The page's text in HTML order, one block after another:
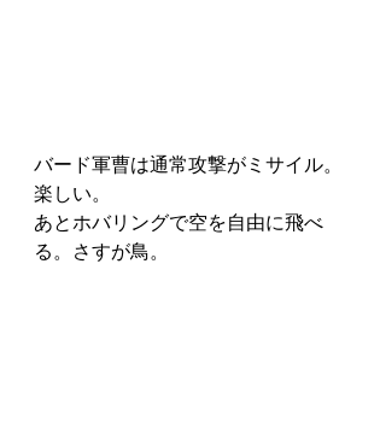
バード軍曹は通常攻撃がミサイル。
楽しい。
あとホバリングで空を自由に飛べ
る。さすが鳥。